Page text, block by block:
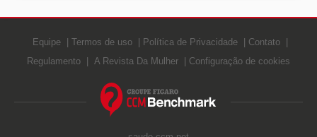
Equipe Termos de uso Política de Privacidade
Contato
Regulamento
A Revista Da Mulher Configuração de cookies